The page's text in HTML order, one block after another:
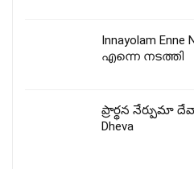
Innayolam
എന്നെ നടത്തി
ప్రార్థన నేర్పుమా
Dheva